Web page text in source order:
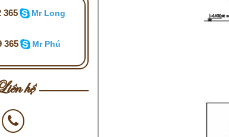
365 Mr Long
365 Mr Phú
hệ